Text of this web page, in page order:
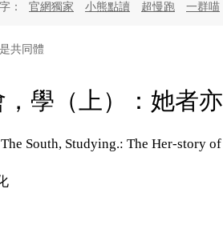
： 官網獨家 小熊點讀 超慢跑 一群喵
共同體
學（上）：她者
South, Studying.: The Her-story